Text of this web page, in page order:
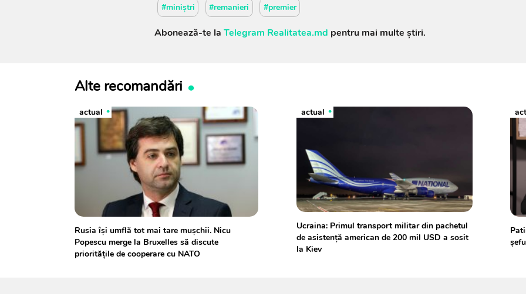
#miniștri #remanieri #premier
Abonează-te la Telegram Realitatea.md pentru mai multe știri.
Alte recomandări
actual
Rusia își umflă tot mai tare mușchii. Nicu
Popescu merge la Bruxelles să discute
prioritățile de cooperare cu NATO
actual
Ucraina: Primul transport militar din pachetul
de asistență american de 200 mil USD a sosit
la Kiev